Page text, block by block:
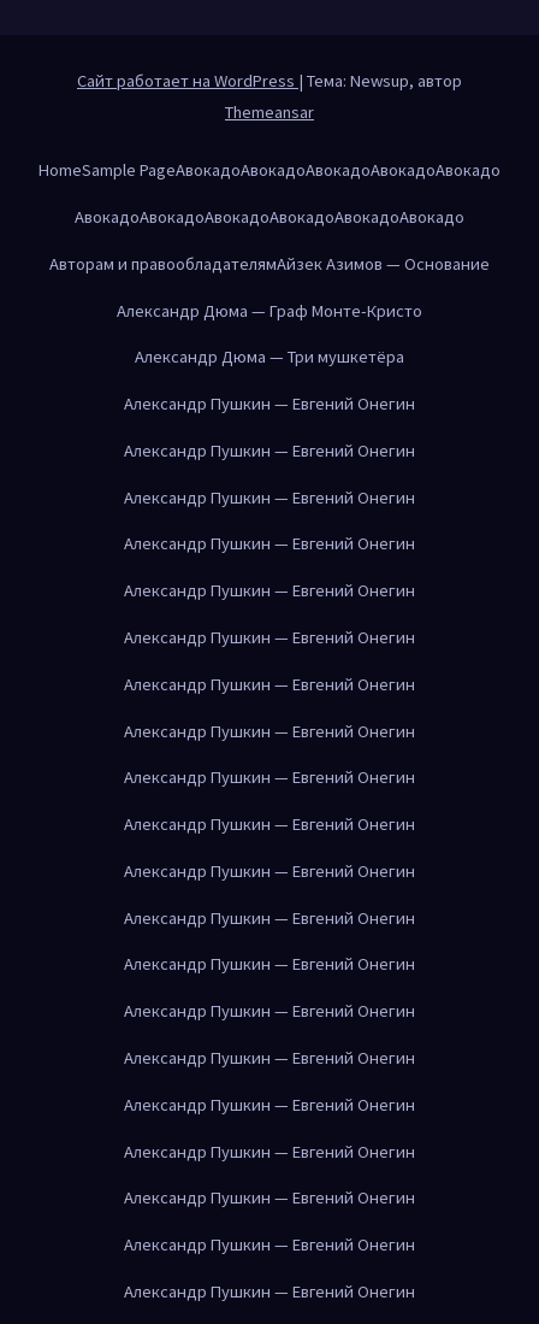
Сайт работает на WordPress | Тема: Newsup, автор
Themeansar
HomeSample PageАвокадоАвокадоАвокадоАвокадоАвокадо
АвокадоАвокадоАвокадоАвокадоАвокадоАвокадо
Авторам и правообладателямАйзек Азимов — Основание
Александр Дюма — Граф Монте-Кристо
Александр Дюма — Три мушкетёра
Александр Пушкин — Евгений Онегин
Александр Пушкин — Евгений Онегин
Александр Пушкин — Евгений Онегин
Александр Пушкин — Евгений Онегин
Александр Пушкин — Евгений Онегин
Александр Пушкин — Евгений Онегин
Александр Пушкин — Евгений Онегин
Александр Пушкин — Евгений Онегин
Александр Пушкин — Евгений Онегин
Александр Пушкин — Евгений Онегин
Александр Пушкин — Евгений Онегин
Александр Пушкин — Евгений Онегин
Александр Пушкин — Евгений Онегин
Александр Пушкин — Евгений Онегин
Александр Пушкин — Евгений Онегин
Александр Пушкин — Евгений Онегин
Александр Пушкин — Евгений Онегин
Александр Пушкин — Евгений Онегин
Александр Пушкин — Евгений Онегин
Александр Пушкин — Евгений Онегин